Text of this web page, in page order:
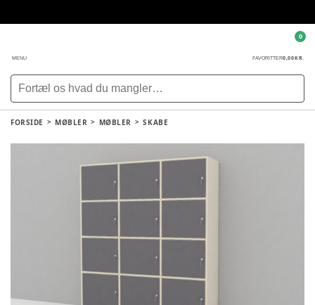
MENU FAVORITTER0,00 KR.
0
FORSIDE MØBLER MØBLER SKABE